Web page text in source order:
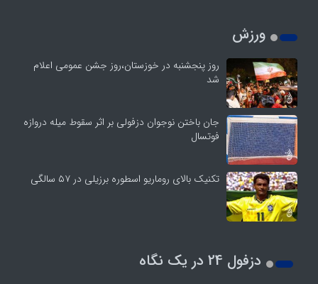
ورزش
روز پنجشنبه در خوزستان،روز جشن عمومی اعلام
شد
جان باختن نوجوان دزفولی بر اثر سقوط میله دروازه
فوتسال
تکنیک بالای روماریو اسطوره برزیلی در ۵۷ سالگی
دزفول 24 در یک نگاه